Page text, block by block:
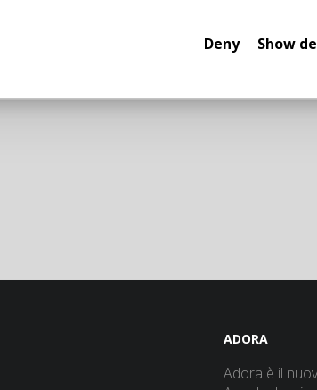
Deny Show
ADORA
Adora è il